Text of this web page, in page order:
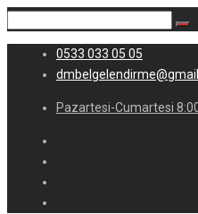
0533 033 05 05
Pazartesi-Cumartesi